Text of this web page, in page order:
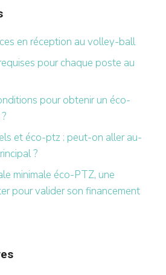
en réception au volley-ball
pour chaque poste au
pour obtenir un éco-
et éco-ptz : peut-on aller au-
?
minimale éco-PTZ, une
pour valider son financement